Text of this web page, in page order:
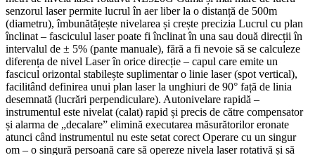
senzorul laser permite lucrul în aer liber la o distanță de 500m
(diametru), îmbunătățește nivelarea și crește precizia Lucrul cu plan
înclinat – fasciculul laser poate fi înclinat în una sau două direcții în
intervalul de ± 5% (pante manuale), fără a fi nevoie să se calculeze
diferența de nivel Laser în orice direcție – capul care emite un
fascicul orizontal stabilește suplimentar o linie laser (spot vertical),
facilitând definirea unui plan laser la unghiuri de 90° față de linia
desemnată (lucrări perpendiculare). Autonivelare rapidă –
instrumentul este nivelat (calat) rapid și precis de către compensator
și alarma de „decalare” elimină executarea măsurătorilor eronate
atunci când instrumentul nu este setat corect Operare cu un singur
om – o singură persoană care să opereze nivela laser rotativă și să